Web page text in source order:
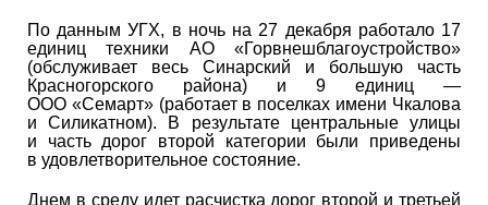
По данным УГХ, в ночь на 27 декабря работало 17
единиц техники АО «Горвнешблагоустройство»
(обслуживает весь Синарский и большую часть
Красногорского района) и 9 единиц —
ООО «Семарт» (работает в поселках имени Чкалова
и Силикатном). В результате центральные улицы
и часть дорог второй категории были приведены
в удовлетворительное состояние.
Днем в среду идет расчистка дорог второй и третьей